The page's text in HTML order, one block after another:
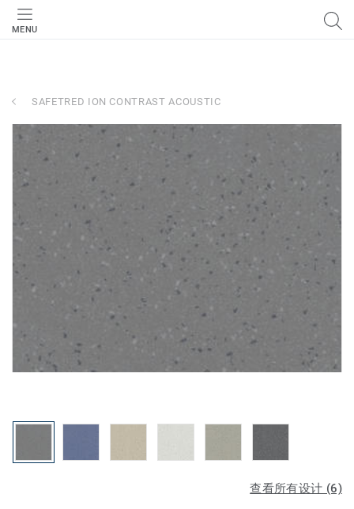
MENU
SAFETRED ION CONTRAST ACOUSTIC
查看所有设计 (6)